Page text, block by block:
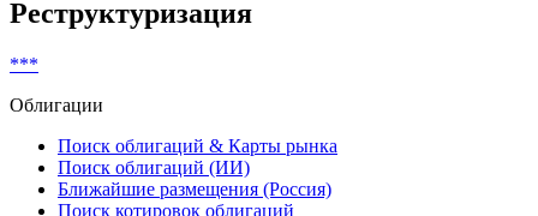
Реструктуризация
Облигации